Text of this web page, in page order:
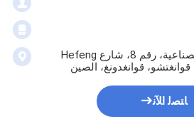
الكتلة D، حديقة Ao Jia الصناعية، رقم 8، شارع Hefeng
ﺎﺘﺼﻟ ﺍﻶﻧ